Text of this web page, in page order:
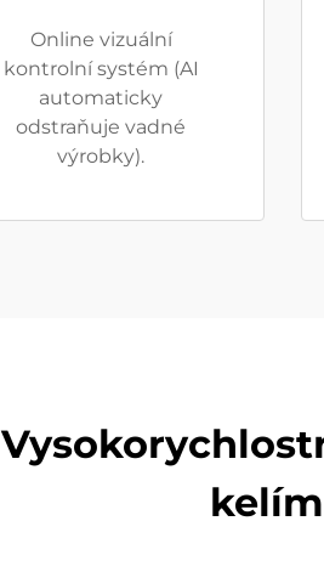
Online vizuální
kontrolní systém (AI
automaticky
odstraňuje vadné
výrobky).